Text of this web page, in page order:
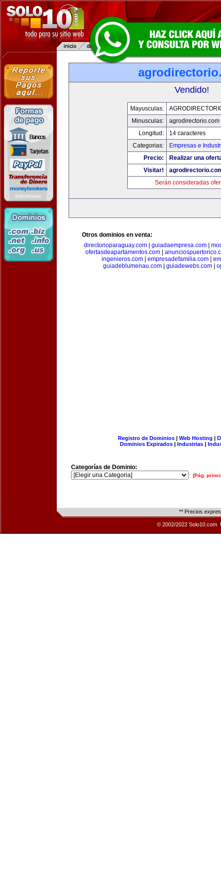
Vendido!
Mayusculas:
Minusculas:
agrodirectorio.com
Longitud:
14 caracteres
Categorias:
Empresas e
Precio:
Realizar una
Visitar!
Serán consideradas
Otros dominios en venta:
directorioparaguay.com| guiadaempresa.com|
ofertasdeapartamentos.com
ingenieros.com| empresadefamilia.com|
guiadeblumenau.com| guiadewebs.com|
Registro de Dominios| Web Hosting |
Dominios Expirados | Industrias |
Categorías de Dominio:
[Pág.
** Precios
© 2002/2022 Solo10.com